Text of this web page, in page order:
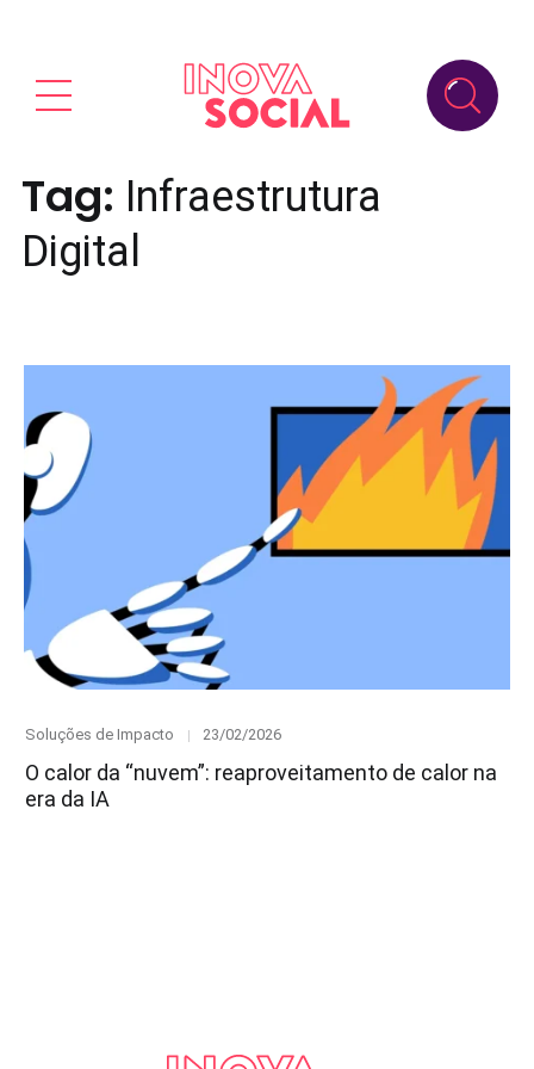
Tag: Infraestrutura
Digital
Category
Soluções de Impacto
Posted
23/02/2026
O calor da “nuvem”: reaproveitamento de calor na
era da IA